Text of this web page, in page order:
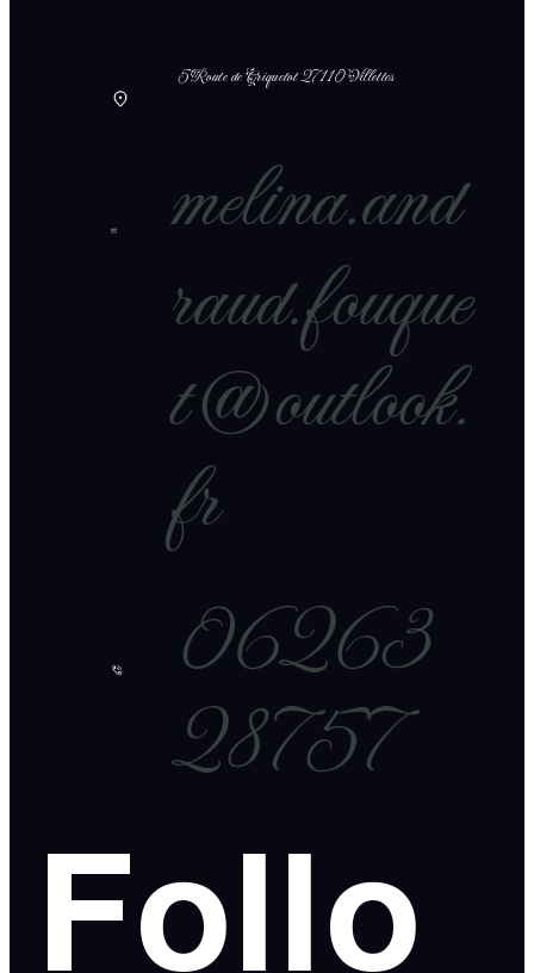
5 Route de Criquetot 27110 Villettes
melina.and
raud.fouque
t@outlook.
fr
06263
28757
Follo